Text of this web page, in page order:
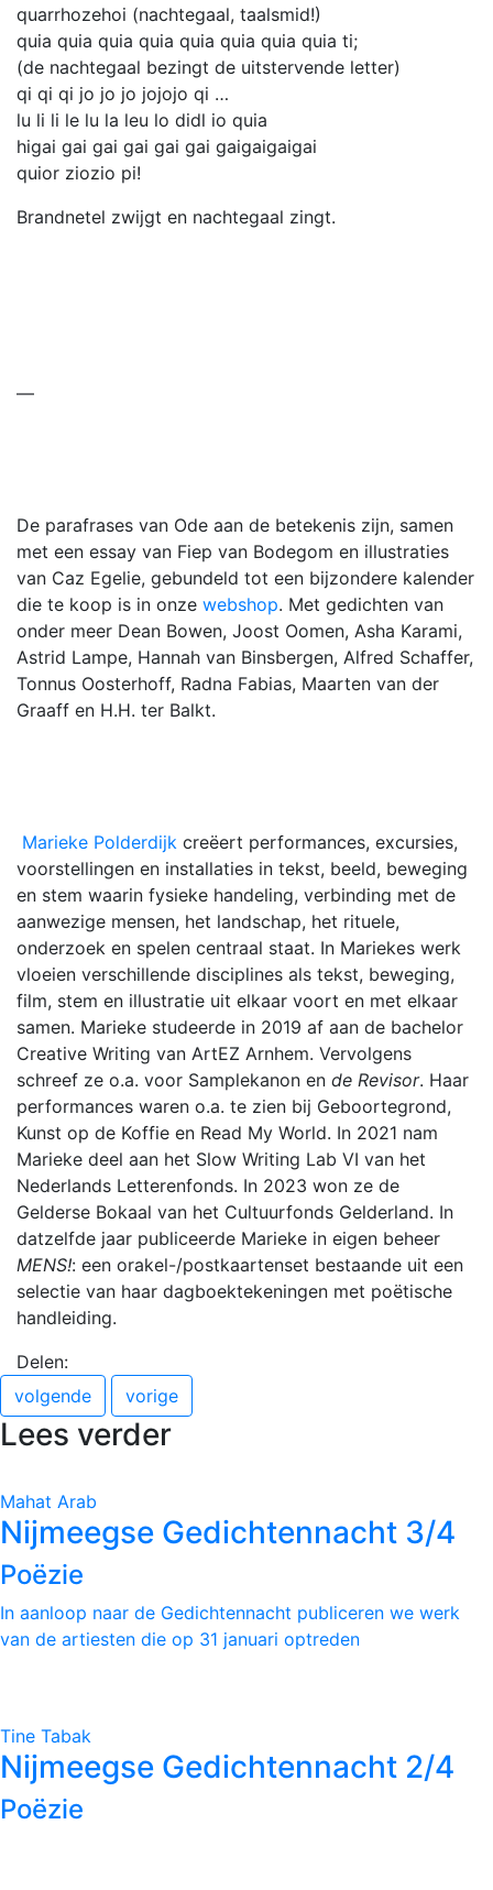
quarrhozehoi (nachtegaal, taalsmid!)
quia quia quia quia quia quia quia quia ti;
(de nachtegaal bezingt de uitstervende letter)
qi qi qi jo jo jo jojojo qi …
lu li li le lu la leu lo didl io quia
higai gai gai gai gai gai gaigaigaigai
quior ziozio pi!
Brandnetel zwijgt en nachtegaal zingt.
—
De parafrases van Ode aan de betekenis zijn, samen
met een essay van Fiep van Bodegom en illustraties
van Caz Egelie, gebundeld tot een bijzondere kalender
die te koop is in onze webshop. Met gedichten van
onder meer Dean Bowen, Joost Oomen, Asha Karami,
Astrid Lampe, Hannah van Binsbergen, Alfred Schaffer,
Tonnus Oosterhoff, Radna Fabias, Maarten van der
Graaff en H.H. ter Balkt.
Marieke Polderdijk creëert performances, excursies,
voorstellingen en installaties in tekst, beeld, beweging
en stem waarin fysieke handeling, verbinding met de
aanwezige mensen, het landschap, het rituele,
onderzoek en spelen centraal staat. In Mariekes werk
vloeien verschillende disciplines als tekst, beweging,
film, stem en illustratie uit elkaar voort en met elkaar
samen. Marieke studeerde in 2019 af aan de bachelor
Creative Writing van ArtEZ Arnhem. Vervolgens
schreef ze o.a. voor Samplekanon en de Revisor. Haar
performances waren o.a. te zien bij Geboortegrond,
Kunst op de Koffie en Read My World. In 2021 nam
Marieke deel aan het Slow Writing Lab VI van het
Nederlands Letterenfonds. In 2023 won ze de
Gelderse Bokaal van het Cultuurfonds Gelderland. In
datzelfde jaar publiceerde Marieke in eigen beheer
MENS!: een orakel-/postkaartenset bestaande uit een
selectie van haar dagboektekeningen met poëtische
handleiding.
Delen:
volgende
vorige
Lees verder
Mahat Arab
Nijmeegse Gedichtennacht 3/4
Poëzie
In aanloop naar de Gedichtennacht publiceren we werk
van de artiesten die op 31 januari optreden
Tine Tabak
Nijmeegse Gedichtennacht 2/4
Poëzie